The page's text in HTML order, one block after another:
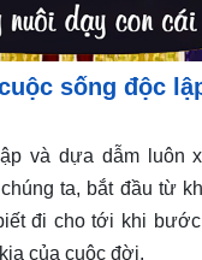
sống độc
và dựa dẫm luôn
ta, bắt đầu từ
đi cho tới khi
của cuộc đời.